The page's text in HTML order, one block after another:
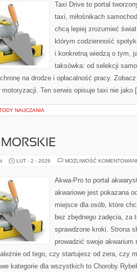
Taxi Drive to portal
taxi, miłośnikach
chcą lepiej zrozumieć
którym codzienność
i konkretną wiedzą o tym,
taksówka: od selekcji
na drodze i opłacalność pracy.
motoryzacji. Ten serwis opisuje taxi nie
NAUCZANIA
LUT - 2 - 2026 MOŻLIWOŚĆ
Akwa-Pro to portal
akwariowe jest pokazana
miejsce dla osób, które
bez zbędnego zadęcia, za
sprawdzone kroki. Strona
prowadzić swoje akwarium
od tego, czy startujesz od zera, czy
kategorie dla wszystkich to Choroby